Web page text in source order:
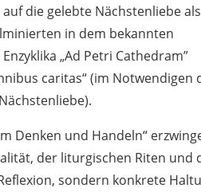
die gelebte Nächstenliebe als
in dem bekannten
„Ad Petri Cathedram”
caritas“ (im Notwendigen
Denken und Handeln“
der liturgischen Riten und
sondern konkrete